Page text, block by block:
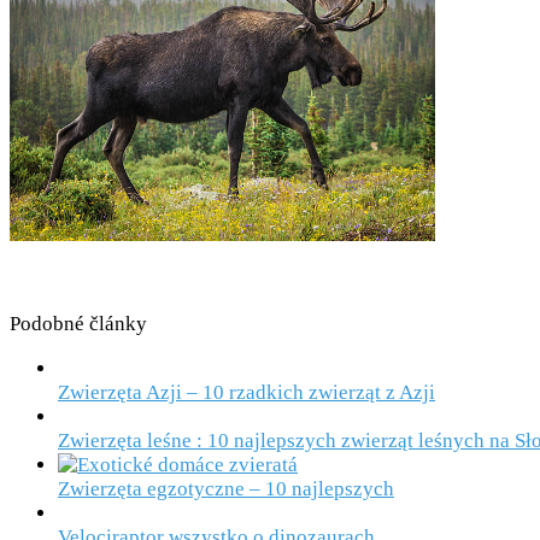
Podobné články
Zwierzęta Azji – 10 rzadkich zwierząt z Azji
Zwierzęta leśne : 10 najlepszych zwierząt leśnych na
Zwierzęta egzotyczne – 10 najlepszych